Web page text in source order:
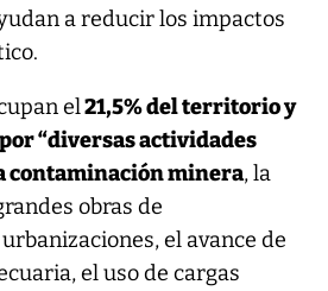
a reducir los impactos
el21,5% del territorio y
“diversas actividades
contaminación minera, la
obras de
el avance de
el uso de cargas